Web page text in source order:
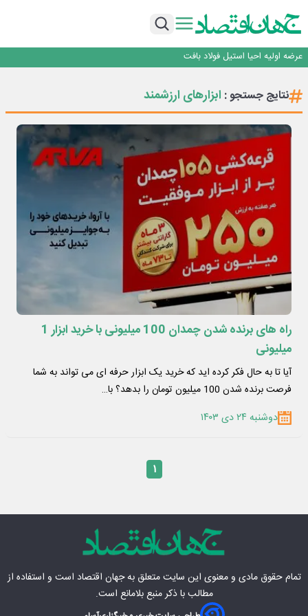
بانک ملت در رتبه نخست پرداخت تسهیلات ازدواج و فرزندآوری قرار گرفت
نمایشگاهی برگزار می‌شود
عرضه اولیه احیا استیل فولاد بافت
ورق گرم مبارکه به پروژه های انتقال آب رسید
بانک ملت در رتبه نخست پرداخت تسهیلات ازدواج و فرزندآوری قرار گرفت
نمایشگاهی برگزار می‌شود
نتایج جستجو : ابزارهای ارزشمند
راه های برنده شدن چمدان 100 میلیونی با خرید ابزار 1
میلیونی
آیا تا به حال فکر کرده ‌اید که خرید یک ابزار حرفه ‌ای می‌ تواند به شما
فرصت برنده شدن 100 میلیون تومان را بدهد؟ با…
دوشنبه ۲۴ دی ۱۴۰۳
۱
تمام حقوق مادی‌ و معنوی این سایت متعلق بهجهان اقتصاد است و استفاده از
مطالب با ذکر منبع بلامانع است.